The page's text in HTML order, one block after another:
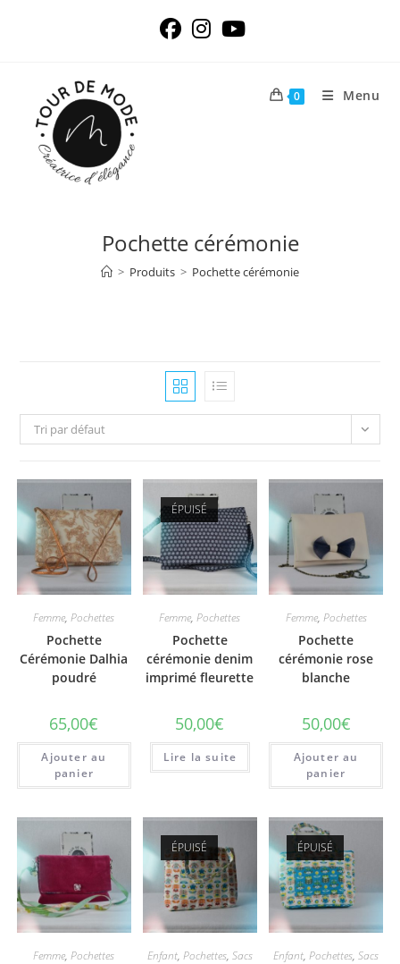
0 Menu
Pochette cérémonie
> Produits > Pochette cérémonie
Tri par défaut
Femme,Pochettes
Pochette
Cérémonie Dalhia
poudré
65,00€
Ajouter au
panier
ÉPUISÉ
Femme,Pochettes
Pochette
cérémonie denim
imprimé fleurette
50,00€
Lire la suite
Femme, Pochettes
Pochette
cérémonie rose
blanche
50,00€
Ajouter au
panier
Femme,Pochettes
ÉPUISÉ
Enfant, Pochettes, Sacs
ÉPUISÉ
Enfant,Pochettes,Sacs